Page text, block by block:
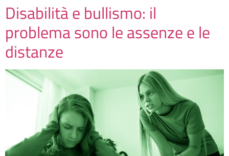
Disabilità e bullismo: il
problema sono le assenze e le
distanze